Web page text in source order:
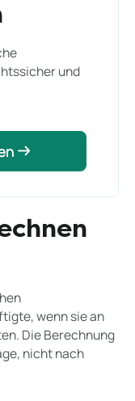
und
wenn sie an
Die Berechnung
nicht nach